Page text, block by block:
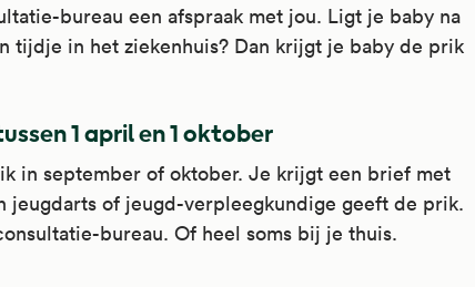
bureau een afspraak met jou. Ligt je baby na
tijdje in het ziekenhuis? Dan krijgt je baby de prik
1 april en 1 oktober
in september of oktober. Je krijgt een brief met
jeugdarts of jeugd-verpleegkundige geeft de prik.
bureau. Of heel soms bij je thuis.